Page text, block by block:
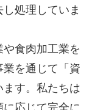
処理していま
食肉加工業を
を通じて「資
す。私たちは